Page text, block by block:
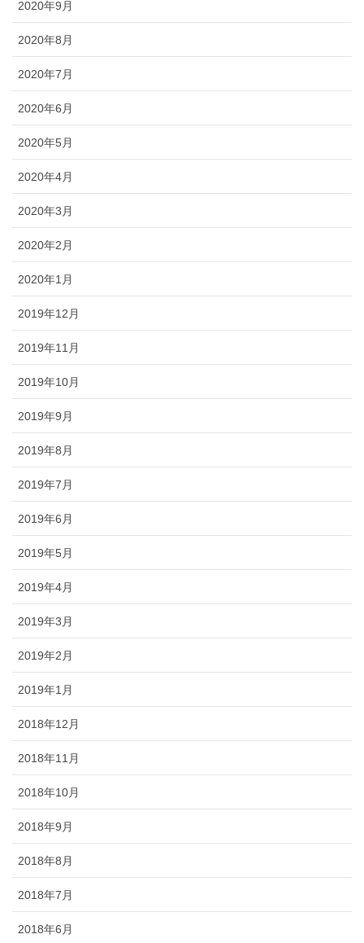
2020年9月
2020年8月
2020年7月
2020年6月
2020年5月
2020年4月
2020年3月
2020年2月
2020年1月
2019年12月
2019年11月
2019年10月
2019年9月
2019年8月
2019年7月
2019年6月
2019年5月
2019年4月
2019年3月
2019年2月
2019年1月
2018年12月
2018年11月
2018年10月
2018年9月
2018年8月
2018年7月
2018年6月